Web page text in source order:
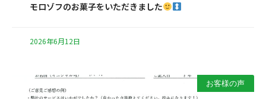
モロゾフのお菓子をいただきました
2026年6月12日
お客様の声